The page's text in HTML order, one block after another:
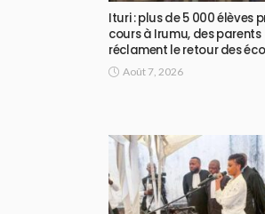
Ituri : plus de 5 000 élèves
cours à Irumu, des parents
réclament le retour des
Août 7, 2026